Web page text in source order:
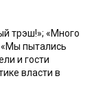
трэш!»; «Много
«Мы пытались
и гости
власти в